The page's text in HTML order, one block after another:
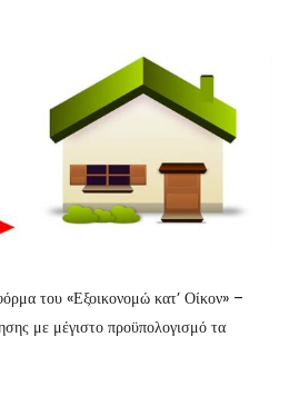
του «Εξοικονομώ κατ’ Οίκον» –
με μέγιστο προϋπολογισμό τα